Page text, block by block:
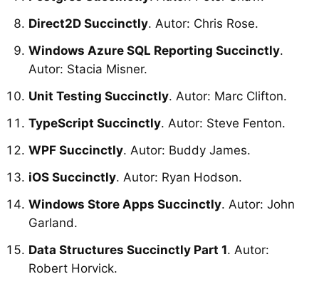
Direct2D Succinctly. Autor: Chris Rose.
Windows Azure SQL Reporting Succinctly.
Autor: Stacia Misner.
Unit Testing Succinctly. Autor: Marc Clifton.
TypeScript Succinctly. Autor: Steve Fenton.
WPF Succinctly. Autor: Buddy James.
iOS Succinctly. Autor: Ryan Hodson.
Windows Store Apps Succinctly. Autor: John
Garland.
Data Structures Succinctly Part 1. Autor:
Robert Horvick.